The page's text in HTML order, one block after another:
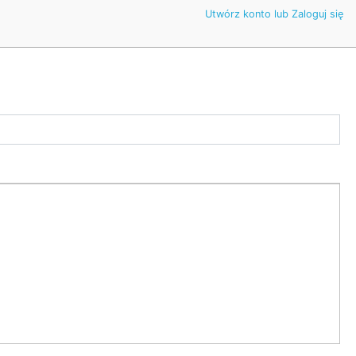
Utwórz konto lub Zaloguj się